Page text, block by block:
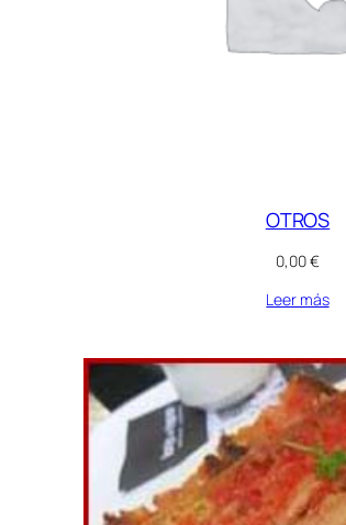
OTROS
0,00€
Leer más